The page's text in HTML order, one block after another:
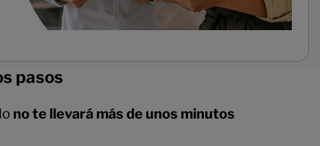
pasos
no te llevará más de unos minutos